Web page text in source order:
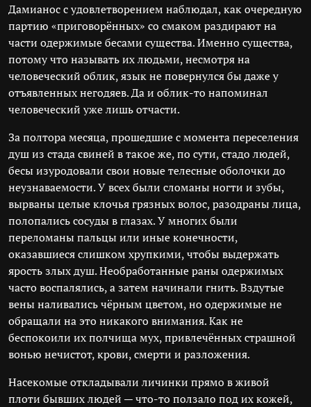
Дамианос с удовлетворением наблюдал, как очередную
партию «приговорённых» со смаком раздирают на
части одержимые бесами существа. Именно существа,
потому что называть их людьми, несмотря на
человеческий облик, язык не повернулся бы даже у
отъявленных негодяев. Да и облик-то напоминал
человеческий уже лишь отчасти.
За полтора месяца, прошедшие с момента переселения
душ из стада свиней в такое же, по сути, стадо людей,
бесы изуродовали свои новые телесные оболочки до
неузнаваемости. У всех были сломаны ногти и зубы,
вырваны целые клочья грязных волос, разодраны лица,
полопались сосуды в глазах. У многих были
переломаны пальцы или иные конечности,
оказавшиеся слишком хрупкими, чтобы выдержать
ярость злых душ. Необработанные раны одержимых
часто воспалялись, а затем начинали гнить. Вздутые
вены наливались чёрным цветом, но одержимые не
обращали на это никакого внимания. Как не
беспокоили их полчища мух, привлечённых страшной
вонью нечистот, крови, смерти и разложения.
Насекомые откладывали личинки прямо в живой
плоти бывших людей — что-то ползало под их кожей,